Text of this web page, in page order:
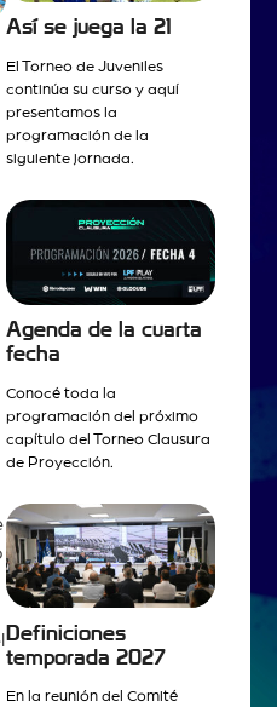
Así se juega la 21
El Torneo de Juveniles
continúa su curso y aquí
presentamos la
programación de la
siguiente jornada.
Agenda de la cuarta
fecha
Conocé toda la
programación del próximo
capítulo del Torneo Clausura
de Proyección.
Definiciones
temporada 2027
En la reunión del Comité